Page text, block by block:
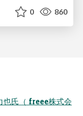
0 860
也⽒（ freee株式会